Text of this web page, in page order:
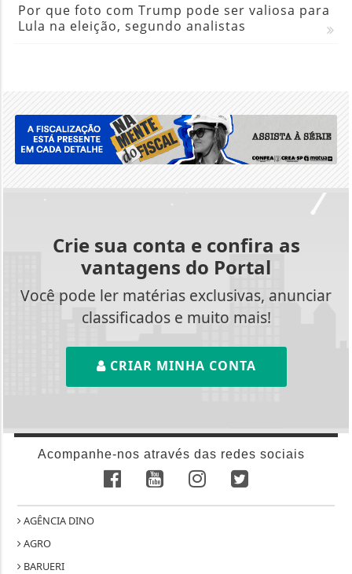
Por que foto com Trump pode ser valiosa para
Lula na eleição, segundo analistas
Crie sua conta e confira as
vantagens do Portal
Você pode ler matérias exclusivas, anunciar
classificados e muito mais!
CRIAR MINHA CONTA
Acompanhe-nos através das redes sociais
AGÊNCIA DINO
AGRO
BARUERI